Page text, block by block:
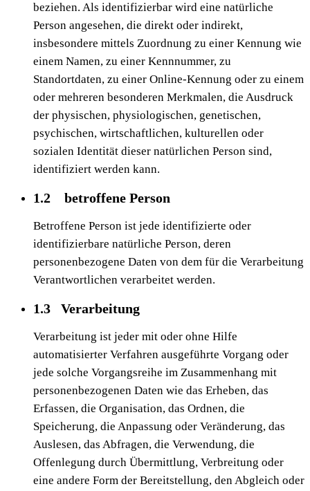
beziehen. Als identifizierbar wird eine natürliche
Person angesehen, die direkt oder indirekt,
insbesondere mittels Zuordnung zu einer Kennung wie
einem Namen, zu einer Kennnummer, zu
Standortdaten, zu einer Online-Kennung oder zu einem
oder mehreren besonderen Merkmalen, die Ausdruck
der physischen, physiologischen, genetischen,
psychischen, wirtschaftlichen, kulturellen oder
sozialen Identität dieser natürlichen Person sind,
identifiziert werden kann.
1.2 betroffene Person
Betroffene Person ist jede identifizierte oder
identifizierbare natürliche Person, deren
personenbezogene Daten von dem für die Verarbeitung
Verantwortlichen verarbeitet werden.
1.3 Verarbeitung
Verarbeitung ist jeder mit oder ohne Hilfe
automatisierter Verfahren ausgeführte Vorgang oder
jede solche Vorgangsreihe im Zusammenhang mit
personenbezogenen Daten wie das Erheben, das
Erfassen, die Organisation, das Ordnen, die
Speicherung, die Anpassung oder Veränderung, das
Auslesen, das Abfragen, die Verwendung, die
Offenlegung durch Übermittlung, Verbreitung oder
eine andere Form der Bereitstellung, den Abgleich oder